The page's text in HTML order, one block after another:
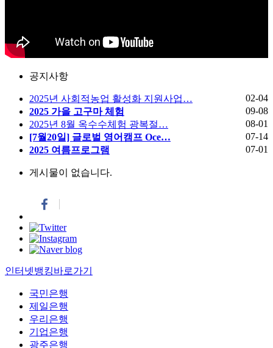
공지사항
2025년 사회적농업 활성화 지원사업…
02-04
2025 가을 고구마 체험
09-08
2025년 8월 옥수수체험 광복절…
08-01
[7월20일] 글로벌 영어캠프 Oce…
07-14
2025 여름프로그램
07-01
게시물이 없습니다.
인터넷뱅킹바로가기
국민은행
제일은행
우리은행
기업은행
광주은행